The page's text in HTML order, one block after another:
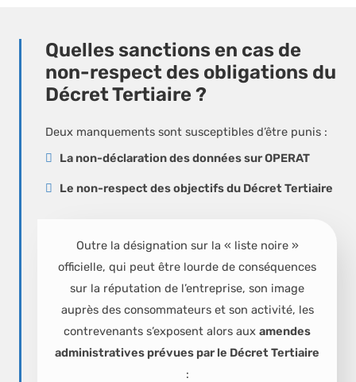
Quelles sanctions en cas de
non-respect des obligations du
Décret Tertiaire ?
Deux manquements sont susceptibles d’être punis :
La non-déclaration des données sur OPERAT
Le non-respect des objectifs du Décret Tertiaire
Outre la désignation sur la « liste noire »
officielle, qui peut être lourde de conséquences
sur la réputation de l’entreprise, son image
auprès des consommateurs et son activité, les
contrevenants s’exposent alors aux amendes
administratives prévues par le Décret Tertiaire
: